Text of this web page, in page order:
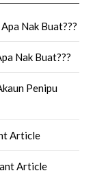
Nak Buat???
Nak Buat???
Penipu
Article
Article